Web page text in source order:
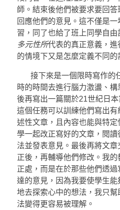
師。結束後他們被要求要回答
回應他們的意見。這不僅是
習，同了也給了班上同學自
多元性所代表的真正意義，進
的情境下又是怎麼定義不同的
接下來是一個限時寫作的
時的時間去進行腦力激盪、
後再寫出一篇關於21世紀日
這個任務可以訓練他們寫出
述性文章，且內容也能與特定
學一起改正寫好的文章，閱
法並發表意見。最後再將文
正後，再輔導他們修改。我
正處，而是在於那些他們透
達的意見，因為我要使學生
地去探索心中的想法，我只
法變得更容易被理解。